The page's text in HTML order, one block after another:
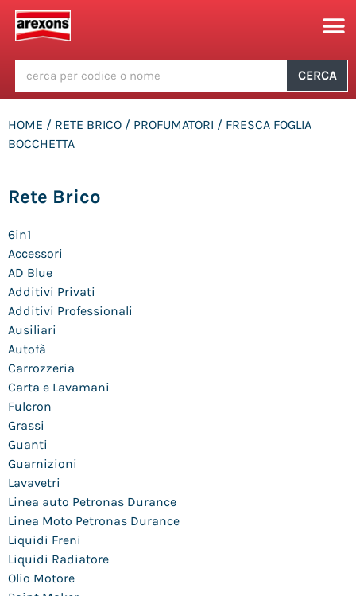
CERCA
HOME / RETE BRICO / PROFUMATORI / FRESCA FOGLIA
BOCCHETTA
Rete Brico
6in1
Accessori
AD Blue
Additivi Privati
Additivi Professionali
Ausiliari
Autofà
Carrozzeria
Carta e Lavamani
Fulcron
Grassi
Guanti
Guarnizioni
Lavavetri
Linea auto Petronas Durance
Linea Moto Petronas Durance
Liquidi Freni
Liquidi Radiatore
Olio Motore